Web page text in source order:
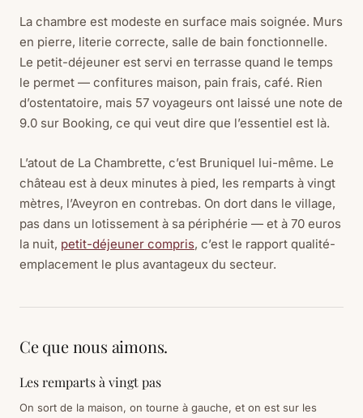
La chambre est modeste en surface mais soignée. Murs
en pierre, literie correcte, salle de bain fonctionnelle.
Le petit-déjeuner est servi en terrasse quand le temps
le permet — confitures maison, pain frais, café. Rien
d’ostentatoire, mais 57 voyageurs ont laissé une note de
9.0 sur Booking, ce qui veut dire que l’essentiel est là.
L’atout de La Chambrette, c’est Bruniquel lui-même. Le
château est à deux minutes à pied, les remparts à vingt
mètres, l’Aveyron en contrebas. On dort dans le village,
pas dans un lotissement à sa périphérie — et à 70 euros
la nuit, petit-déjeuner compris, c’est le rapport qualité-
emplacement le plus avantageux du secteur.
Ce que nous aimons.
Les remparts à vingt pas
On sort de la maison, on tourne à gauche, et on est sur les